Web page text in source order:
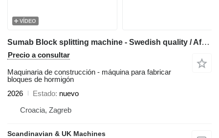
VÍDEO
Sumab Block splitting machine - Swedish quality / Affordable price
Precio a consultar
Maquinaria de construcción - máquina para fabricar
bloques de hormigón
2026
Estado nuevo
Croacia, Zagreb
Scandinavian & UK Machines